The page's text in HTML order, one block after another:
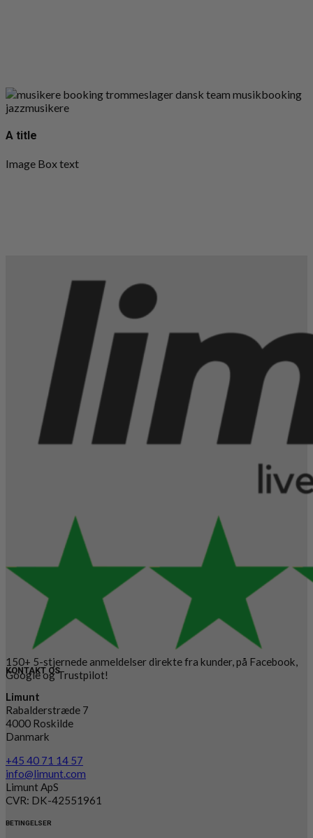
A title
Image Box text
150+ 5-stjernede anmeldelser direkte fra kunder, på Facebook,
Google og Trustpilot!
KONTAKT OS
Limunt
Rabalderstræde 7
4000 Roskilde
Danmark
+45 40 71 14 57
info@limunt.com
Limunt ApS
CVR: DK-42551961
BETINGELSER